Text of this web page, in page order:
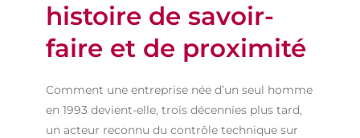
histoire de savoir-
faire et de proximité
Comment une entreprise née d’un seul homme
en 1993 devient-elle, trois décennies plus tard,
un acteur reconnu du contrôle technique sur